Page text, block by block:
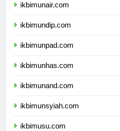
ikbimunair.com
ikbimundip.com
ikbimunpad.com
ikbimunhas.com
ikbimunand.com
ikbimunsyiah.com
ikbimusu.com